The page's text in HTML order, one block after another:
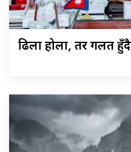
ढिला होला, तर गलत